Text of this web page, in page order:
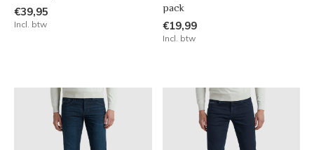
€39,95
Incl. btw
pack
€19,99
Incl. btw